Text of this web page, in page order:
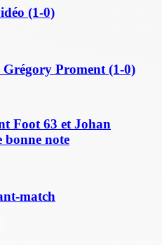
(1-0)
Proment (1-0)
Foot 63 et Johan
bonne note
match